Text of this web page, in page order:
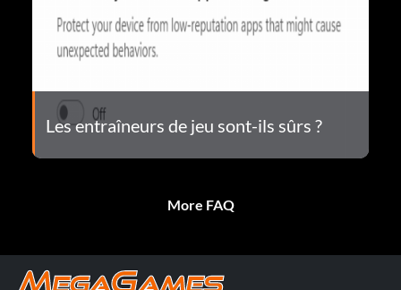
Les entraîneurs de jeu sont-ils sûrs ?
More FAQ